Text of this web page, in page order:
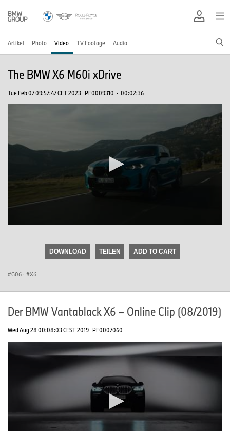
Artikel Photo Video TV Footage Audio
The BMW X6 M60i xDrive
Tue Feb 07 09:57:47 CET 2023 PF0009310 · 00:02:36
DOWNLOAD TEILEN ADD TO CART
G06 · X6
Der BMW Vantablack X6 – Online Clip (08/2019)
Wed Aug 28 00:08:03 CEST 2019 PF0007060